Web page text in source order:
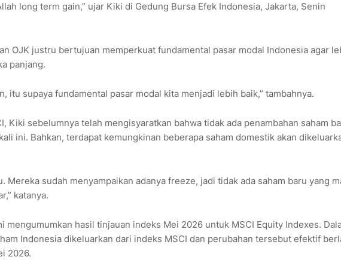
long term gain,” ujar Kiki di Gedung Bursa Efek Indonesia, Jakarta, Senin
OJK justru bertujuan memperkuat fundamental pasar modal Indonesia agar
panjang.
itu supaya fundamental pasar modal kita menjadi lebih baik,” tambahnya.
Kiki sebelumnya telah mengisyaratkan bahwa tidak ada penambahan saham
ini. Bahkan, terdapat kemungkinan beberapa saham domestik akan
Mereka sudah menyampaikan adanya freeze, jadi tidak ada saham baru yang
katanya.
mengumumkan hasil tinjauan indeks Mei 2026 untuk MSCI Equity Indexes.
Indonesia dikeluarkan dari indeks MSCI dan perubahan tersebut efektif
2026.